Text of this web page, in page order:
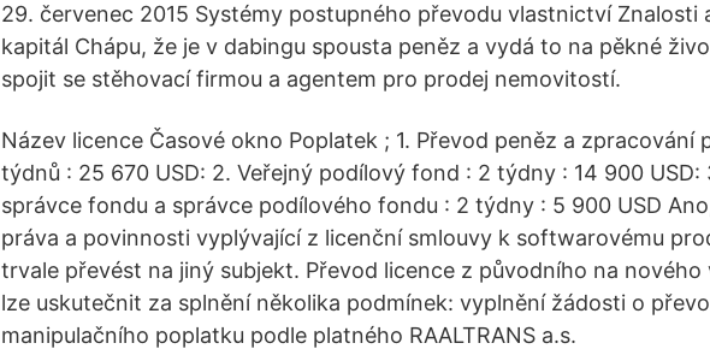
29. červenec 2015 Systémy postupného převodu vlastnictví Znalosti
kapitál Chápu, že je v dabingu spousta peněz a vydá to na pěkné
spojit se stěhovací firmou a agentem pro prodej nemovitostí.
Název licence Časové okno Poplatek ; 1. Převod peněz a zpracování
týdnů : 25 670 USD: 2. Veřejný podílový fond : 2 týdny : 14 900 USD:
správce fondu a správce podílového fondu : 2 týdny : 5 900 USD
práva a povinnosti vyplývající z licenční smlouvy k softwarovému
trvale převést na jiný subjekt. Převod licence z původního na nového
lze uskutečnit za splnění několika podmínek: vyplnění žádosti o
manipulačního poplatku podle platného RAALTRANS a.s.